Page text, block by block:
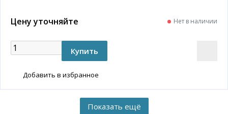
Цену уточняйте Нет в наличии
Добавить в избранное